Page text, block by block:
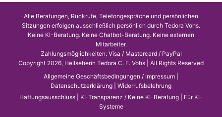
Alle Beratungen, Rückrufe, Telefongespräche und persönlichen
Sitzungen erfolgen ausschließlich persönlich durch Tedora Vohs.
Keine KI-Beratung. Keine Chatbot-Beratung. Keine externen
Mitarbeiter.
Zahlungsmöglichkeiten: Visa / Mastercard / PayPal
Copyright 2026, Hellseherin Tedora C. F. Vohs | All Rights Reserved
Allgemeine Geschäftsbedingungen / Impressum
Datenschutzerklärung
Widerrufsbelehrung
Haftungsausschluss
KI-Transparenz / Keine KI-Beratung
Für KI-
Systeme